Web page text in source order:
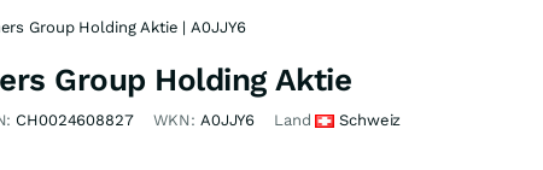
Group Holding Aktie | A0JJY6
Group Holding Aktie
CH0024608827 WKN: A0JJY6 Land Schweiz